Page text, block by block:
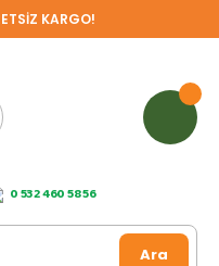
KARGO!
0 532 460 58 56
Ara